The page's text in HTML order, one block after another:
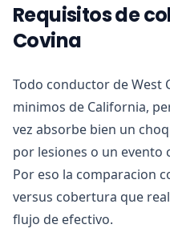
Requisitos de
Covina
Todo conductor de West
minimos de California,
vez absorbe bien un
por lesiones o un
Por eso la comparacion
versus cobertura que
flujo de efectivo.